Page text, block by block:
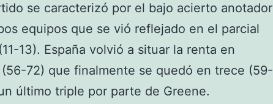
se caracterizó por el bajo acierto anotador
equipos que se vió reflejado en el parcial
13). España volvió a situar la renta en
72) que finalmente se quedó en trece (59-
último triple por parte de Greene.